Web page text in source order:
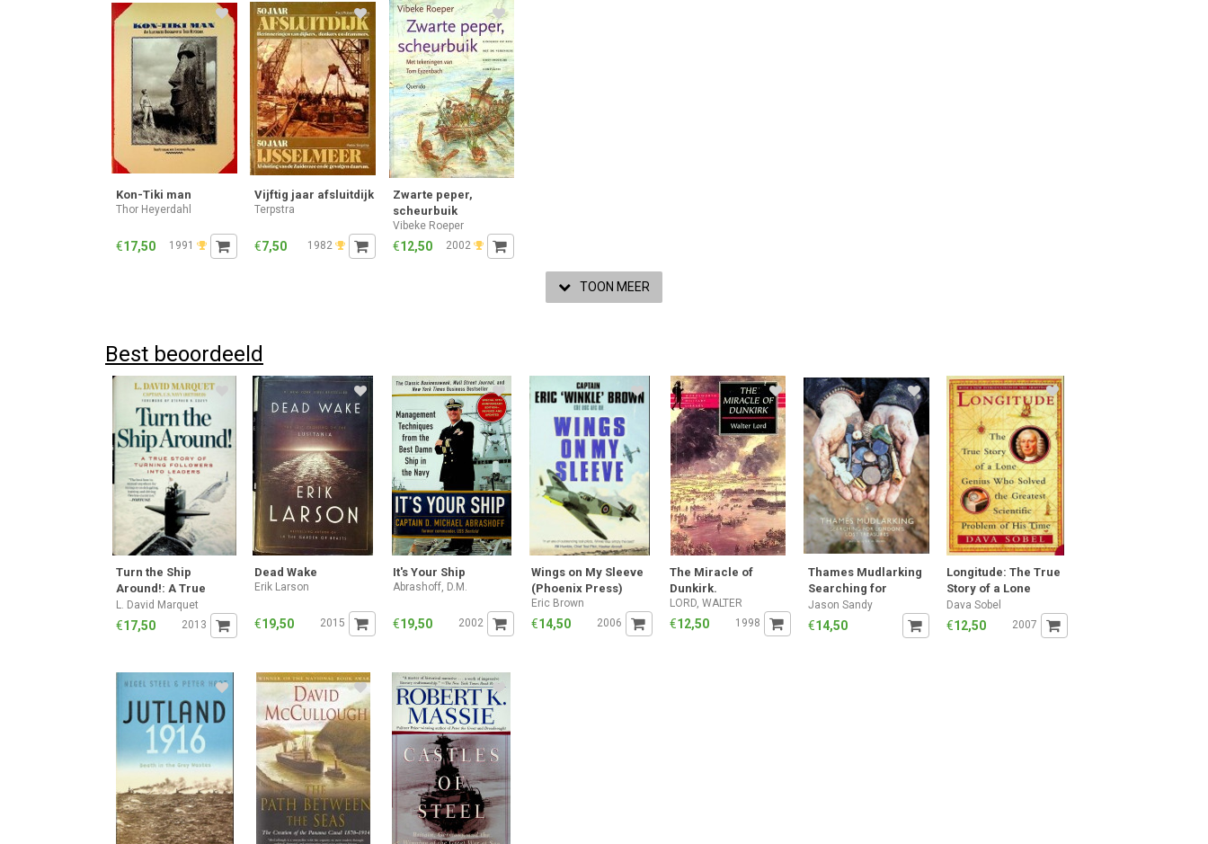
Kon-Tiki man
Thor Heyerdahl
€17,50 1991
Vijftig jaar afsluitdijk
Terpstra
€7,50 1982
Zwarte peper,
scheurbuik
Vibeke Roeper
€12,50 2002
TOON MEER
Best beoordeeld
Turn the Ship
Around!: A True
Story of Turning
Followers into
Leaders
L. David Marquet
€17,50 2013
Dead Wake
Erik Larson
€19,50 2015
It's Your Ship
Abrashoff, D.M.
€19,50 2002
Wings on My Sleeve
(Phoenix Press)
Eric Brown
€14,50 2006
The Miracle of
Dunkirk.
LORD, WALTER
€12,50 1998
Thames Mudlarking
Searching for
London's Lost
Treasures
Jason Sandy
€14,50
Longitude: The True
Story of a Lone
Genius Who Solved
the Greatest
Scientific Problem of
Dava Sobel
€12,50 2007